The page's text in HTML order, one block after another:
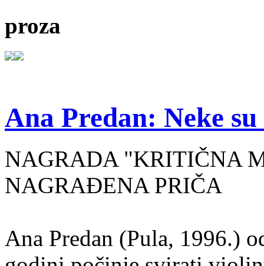
proza
Ana Predan: Neke
NAGRADA "KRITIČNA
NAGRAĐENA PRIČA
Ana Predan (Pula, 1996.)